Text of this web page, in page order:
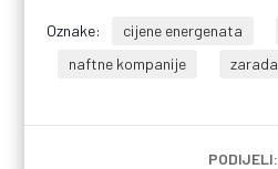
Oznake: cijene energenata
naftne kompanije
zarada
PODIJELI: